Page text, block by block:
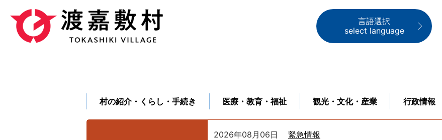
言語選択
select language
村の紹介・くらし・手続き 医療・教育・福祉 観光・文化・産業 行政情報
2026年08月06日 緊急情報